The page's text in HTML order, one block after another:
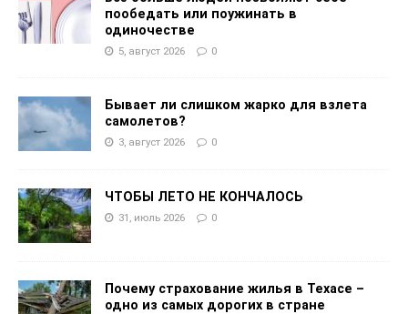
пообедать или поужинать в
одиночестве
5, август 2026 0
Бывает ли слишком жарко для взлета
самолетов?
3, август 2026 0
ЧТОБЫ ЛЕТО НЕ КОНЧАЛОСЬ
31, июль 2026 0
Почему страхование жилья в Техасе –
одно из самых дорогих в стране